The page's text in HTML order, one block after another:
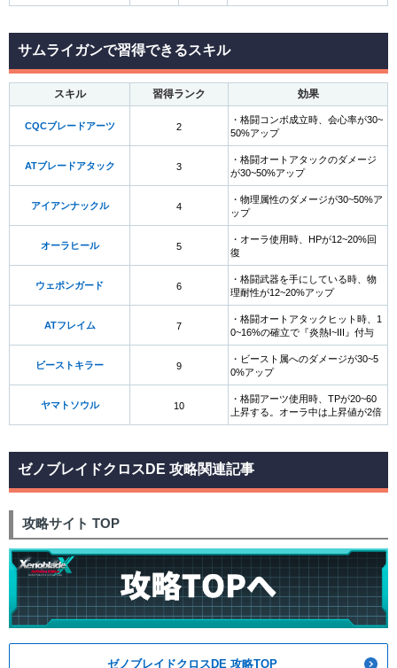
サムライガンで習得できるスキル
スキル 習得ランク 効果
CQCブレードアーツ 2
・格闘コンボ成立時、会心率が30~
50%アップ
ATブレードアタック 3
・格闘オートアタックのダメージ
が30~50%アップ
アイアンナックル 4
・物理属性のダメージが30~50%ア
ップ
オーラヒール 5
・オーラ使用時、HPが12~20%回
復
ウェポンガード 6
・格闘武器を手にしている時、物
理耐性が12~20%アップ
ATフレイム 7
・格闘オートアタックヒット時、1
0~16%の確立で『炎熱I~III』付与
ビーストキラー 9
・ビースト属へのダメージが30~5
0%アップ
ヤマトソウル 10
・格闘アーツ使用時、TPが20~60
上昇する。オーラ中は上昇値が2倍
ゼノブレイドクロスDE 攻略関連記事
攻略サイト TOP
ゼノブレイドクロスDE 攻略TOP